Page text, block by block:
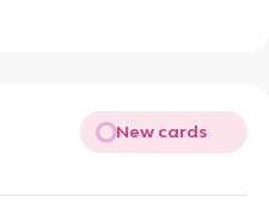
New cards